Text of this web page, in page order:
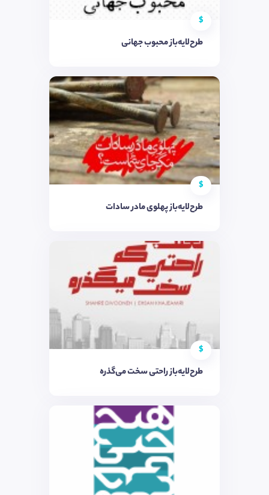
$
طرح‌لایه‌باز محبوب جهانی
$
طرح‌لایه‌باز پهلوی مادر سادات
$
طرح‌لایه‌باز راحتی سخت می‌گذره